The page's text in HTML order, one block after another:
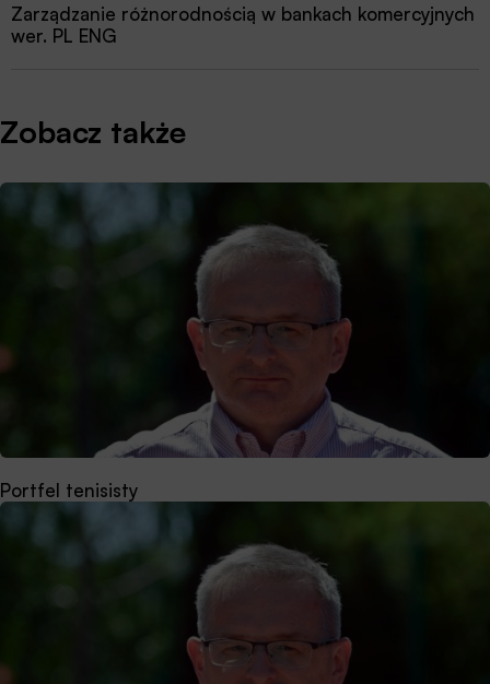
Zarządzanie różnorodnością w bankach komercyjnych
wer. PL ENG
Zobacz także
Portfel tenisisty